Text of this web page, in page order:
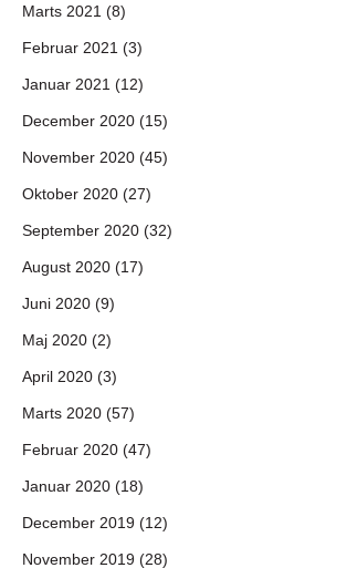
Marts 2021 (8)
Februar 2021 (3)
Januar 2021 (12)
December 2020 (15)
November 2020 (45)
Oktober 2020 (27)
September 2020 (32)
August 2020 (17)
Juni 2020 (9)
Maj 2020 (2)
April 2020 (3)
Marts 2020 (57)
Februar 2020 (47)
Januar 2020 (18)
December 2019 (12)
November 2019 (28)